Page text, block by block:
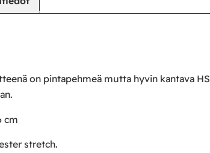
on pintapehmeä mutta hyvin kantava
cm
stretch.